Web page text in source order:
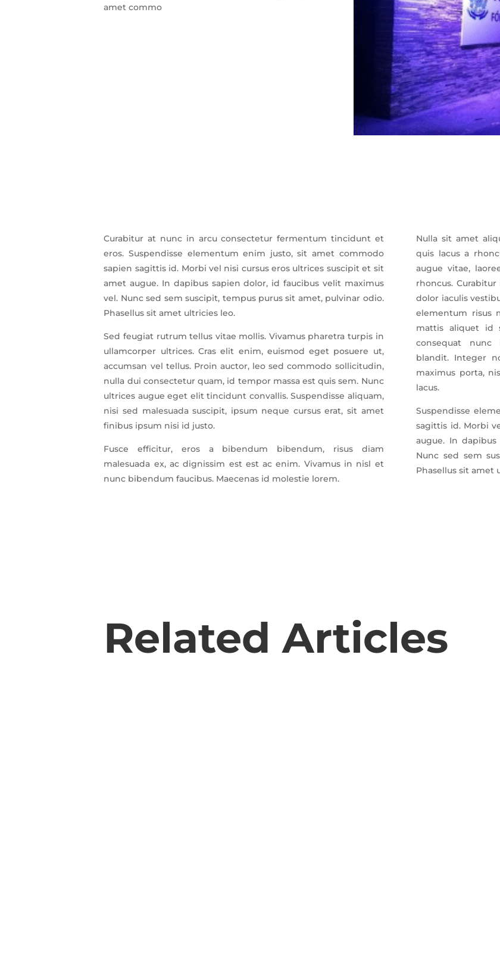
amet commo
Curabitur at nunc in arcu consectetur fermentum tincidunt et
eros. Suspendisse elementum enim justo, sit amet commodo
sapien sagittis id. Morbi vel nisi cursus eros ultrices suscipit et sit
amet augue. In dapibus sapien dolor, id faucibus velit maximus
vel. Nunc sed sem suscipit, tempus purus sit amet, pulvinar odio.
Phasellus sit amet ultricies leo.
Sed feugiat rutrum tellus vitae mollis. Vivamus pharetra turpis in
ullamcorper ultrices. Cras elit enim, euismod eget posuere ut,
accumsan vel tellus. Proin auctor, leo sed commodo sollicitudin,
nulla dui consectetur quam, id tempor massa est quis sem. Nunc
ultrices augue eget elit tincidunt convallis. Suspendisse aliquam,
nisi sed malesuada suscipit, ipsum neque cursus erat, sit amet
finibus ipsum nisi id justo.
Fusce efficitur, eros a bibendum bibendum, risus diam
malesuada ex, ac dignissim est est ac enim. Vivamus in nisl et
nunc bibendum faucibus. Maecenas id molestie lorem.
Nulla sit amet
quis lacus a
augue vitae,
rhoncus.
dolor iaculis
elementum risus
mattis aliquet id
consequat nunc
blandit. Integer
maximus porta,
lacus.
Suspendisse
sagittis id. Morbi
augue. In
Nunc sed sem
Phasellus sit amet
Related Articles